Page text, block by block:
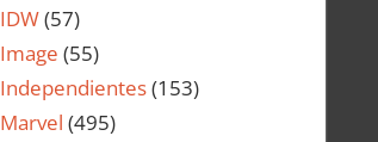
IDW(57)
Image (55)
Independientes(153)
Marvel (495)